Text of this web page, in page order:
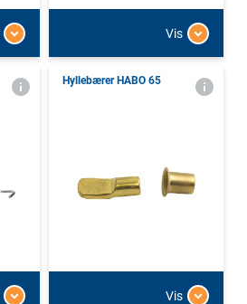
Vis
Hyllebærer HABO 65
Vis